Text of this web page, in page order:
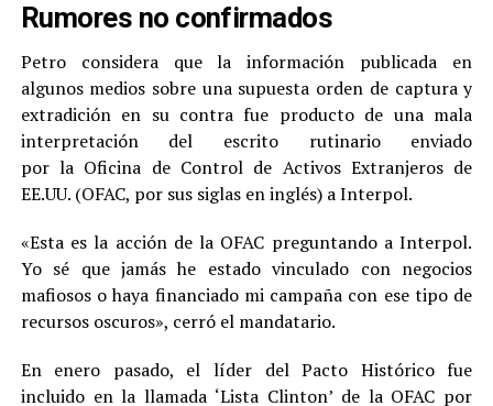
Rumores no confirmados
Petro considera que la información publicada en
algunos medios sobre una supuesta orden de captura y
extradición en su contra fue producto de una mala
interpretación del escrito rutinario enviado
por la Oficina de Control de Activos Extranjeros de
EE.UU. (OFAC, por sus siglas en inglés) a Interpol.
«Esta es la acción de la OFAC preguntando a Interpol.
Yo sé que jamás he estado vinculado con negocios
mafiosos o haya financiado mi campaña con ese tipo de
recursos oscuros», cerró el mandatario.
En enero pasado, el líder del Pacto Histórico fue
incluido en la llamada ‘Lista Clinton’ de la OFAC por